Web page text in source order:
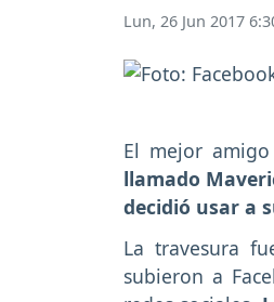
Lun, 26 Jun 2017
El mejor
llamado
decidió usar a
La travesura
subieron a